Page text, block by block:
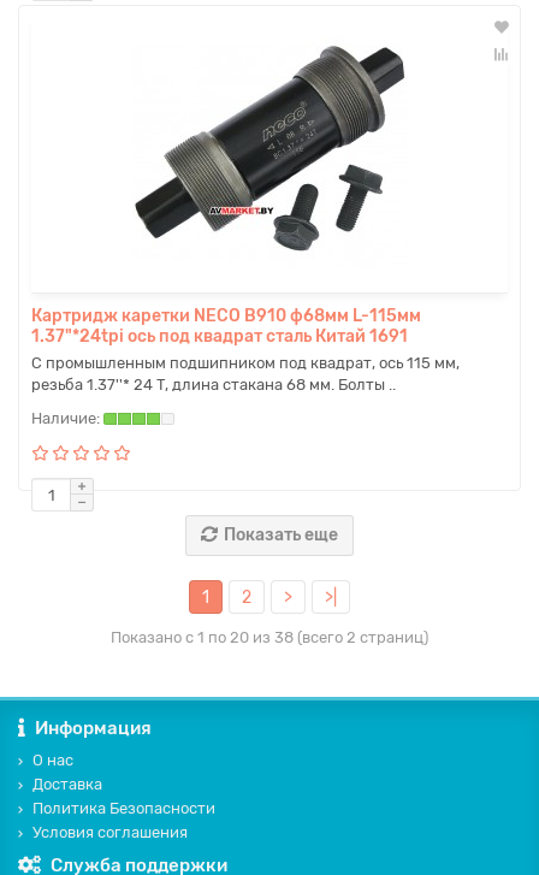
Картридж каретки NECO B910 ф68мм L-115мм
1.37"*24tpi ось под квадрат сталь Китай 1691
С промышленным подшипником под квадрат, ось 115 мм,
резьба 1.37''* 24 T, длина стакана 68 мм. Болты ..
Показать еще
1 2 > >|
Показано с 1 по 20 из 38 (всего 2 страниц)
Информация
О нас
Доставка
Политика Безопасности
Условия соглашения
Служба поддержки